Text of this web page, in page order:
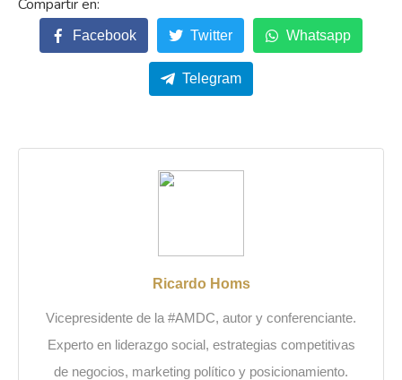
Facebook Twitter Whatsapp
Telegram
Ricardo Homs
Vicepresidente de la #AMDC, autor y conferenciante.
Experto en liderazgo social, estrategias competitivas
de negocios, marketing político y posicionamiento.